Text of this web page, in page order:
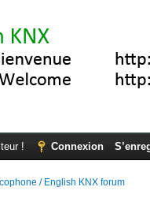
! Connexion
/ English KNX forum